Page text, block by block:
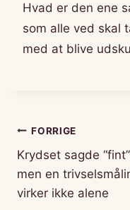
Hvad er den ene
som alle ved skal
med at blive
FORRIGE
Krydset sagde
men en
virker ikke alene